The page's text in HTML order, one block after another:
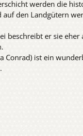
werden die
den Landgütern
beschreibt er sie eher
Conrad) ist ein